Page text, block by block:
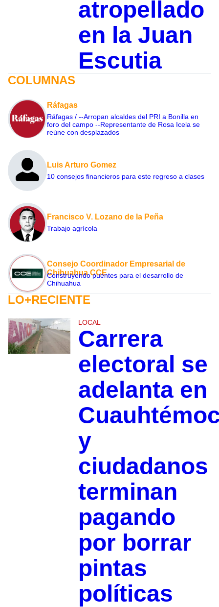
atropellado
en la Juan
Escutia
COLUMNAS
Ráfagas
Ráfagas / --Arropan alcaldes del PRI a Bonilla en
foro del campo --Representante de Rosa Icela se
reúne con desplazados
Luis Arturo Gomez
10 consejos financieros para este regreso a clases
Francisco V. Lozano de la Peña
Trabajo agrícola
Consejo Coordinador Empresarial de
Chihuahua CCE
Construyendo puentes para el desarrollo de
Chihuahua
LO+RECIENTE
LOCAL
Carrera
electoral se
adelanta en
y
ciudadanos
terminan
pagando
por borrar
pintas
políticas